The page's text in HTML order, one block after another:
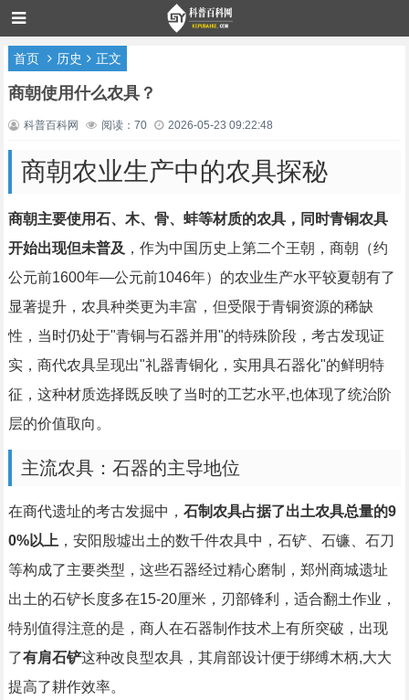
首页 历史 正文
商朝使用什么农具？
科普百科网 阅读：70 2026-05-23 09:22:48
商朝农业生产中的农具探秘
商朝主要使用石、木、骨、蚌等材质的农具，同时青铜农具
开始出现但未普及 ，作为中国历史上第二个王朝，商朝（约
公元前1600年—公元前1046年）的农业生产水平较夏朝有了
显著提升，农具种类更为丰富，但受限于青铜资源的稀缺
性，当时仍处于"青铜与石器并用"的特殊阶段，考古发现证
实，商代农具呈现出"礼器青铜化，实用具石器化"的鲜明特
征，这种材质选择既反映了当时的工艺水平,也体现了统治阶
层的价值取向。
主流农具：石器的主导地位
在商代遗址的考古发掘中， 石制农具占据了出土农具总量的9
0%以上 ，安阳殷墟出土的数千件农具中，石铲、石镰、石刀
等构成了主要类型，这些石器经过精心磨制，郑州商城遗址
出土的石铲长度多在15-20厘米，刃部锋利，适合翻土作业，
特别值得注意的是，商人在石器制作技术上有所突破，出现
了有肩石铲这种改良型农具，其肩部设计便于绑缚木柄,大大
提高了耕作效率。